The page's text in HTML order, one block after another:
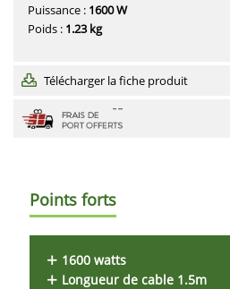
Puissance : 1600 W
Poids : 1.23 kg
Télécharger la fiche produit
Points forts
1600 watts
Longueur de cable 1.5m